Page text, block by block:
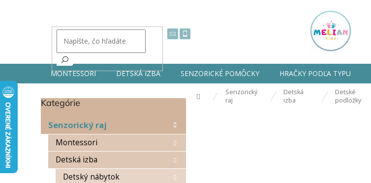
MONTESSORI DETSKÁ IZBA SENZORICKÉ POMÔCKY HRAČKY PODĽA TYPU
Domov Senzorický
raj
Detská
izba
Detské
podložky
B
Preskočiť
Kategórie
Senzorický raj
Montessori
Detská izba
Detský nábytok